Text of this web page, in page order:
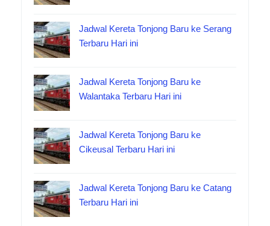
Jadwal Kereta Tonjong Baru ke Serang
Terbaru Hari ini
Jadwal Kereta Tonjong Baru ke
Walantaka Terbaru Hari ini
Jadwal Kereta Tonjong Baru ke
Cikeusal Terbaru Hari ini
Jadwal Kereta Tonjong Baru ke Catang
Terbaru Hari ini